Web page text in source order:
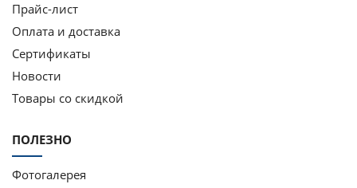
Прайс-лист
Оплата и доставка
Сертификаты
Новости
Товары со скидкой
ПОЛЕЗНО
Фотогалерея